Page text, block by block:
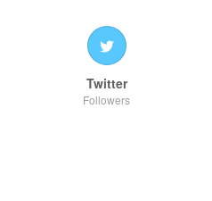
Twitter
Followers